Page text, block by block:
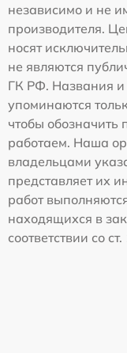
независимо и не
производителя.
носят
не являются
ГК РФ. Названия и
упоминаются
чтобы обозначить
работаем. Наша
владельцами
представляет их
работ
находящихся в
соответствии со